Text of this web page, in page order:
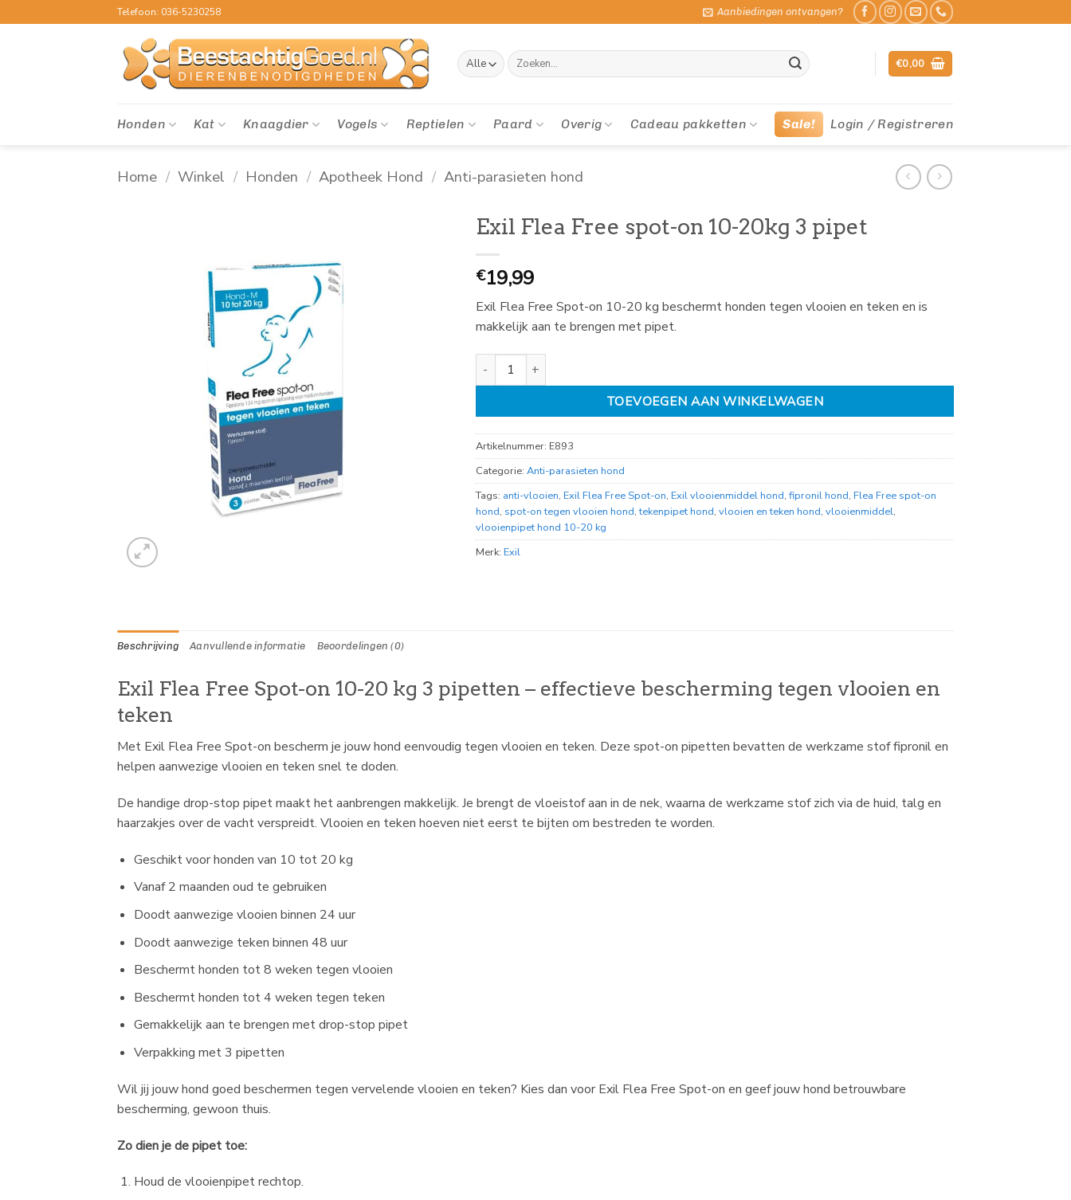
naar
Telefoon: 036-5230258 Aanbiedingen ontvangen?
Zoeken
naar:
€0,00
Honden Kat Knaagdier Vogels Reptielen Paard Overig Cadeau pakketten Sale! Login / Registreren
Home / Winkel / Honden / Apotheek Hond / Anti-parasieten hond
Exil Flea Free spot-on 10-20kg 3 pipet
€19,99
Exil Flea Free Spot-on 10-20 kg beschermt honden tegen vlooien en teken en is
makkelijk aan te brengen met pipet.
Exil Flea Free spot-on 10-20kg 3 pipet aantal
TOEVOEGEN AAN WINKELWAGEN
Artikelnummer: E893
Categorie: Anti-parasieten hond
Tags: anti-vlooien, Exil Flea Free Spot-on, Exil vlooienmiddel hond, fipronil hond, Flea Free spot-on
hond, spot-on tegen vlooien hond,tekenpipet hond, vlooien en teken hond, vlooienmiddel,
vlooienpipet hond 10-20 kg
Merk: Exil
Beschrijving Aanvullende informatie Beoordelingen (0)
Exil Flea Free Spot-on 10-20 kg 3 pipetten – effectieve bescherming tegen vlooien en
teken
Met Exil Flea Free Spot-on bescherm je jouw hond eenvoudig tegen vlooien en teken. Deze spot-on pipetten bevatten de werkzame stof fipronil en
helpen aanwezige vlooien en teken snel te doden.
De handige drop-stop pipet maakt het aanbrengen makkelijk. Je brengt de vloeistof aan in de nek, waarna de werkzame stof zich via de huid, talg en
haarzakjes over de vacht verspreidt. Vlooien en teken hoeven niet eerst te bijten om bestreden te worden.
Geschikt voor honden van 10 tot 20 kg
Vanaf 2 maanden oud te gebruiken
Doodt aanwezige vlooien binnen 24 uur
Doodt aanwezige teken binnen 48 uur
Beschermt honden tot 8 weken tegen vlooien
Beschermt honden tot 4 weken tegen teken
Gemakkelijk aan te brengen met drop-stop pipet
Verpakking met 3 pipetten
Wil jij jouw hond goed beschermen tegen vervelende vlooien en teken? Kies dan voor Exil Flea Free Spot-on en geef jouw hond betrouwbare
bescherming, gewoon thuis.
Zo dien je de pipet toe:
Houd de vlooienpipet rechtop.